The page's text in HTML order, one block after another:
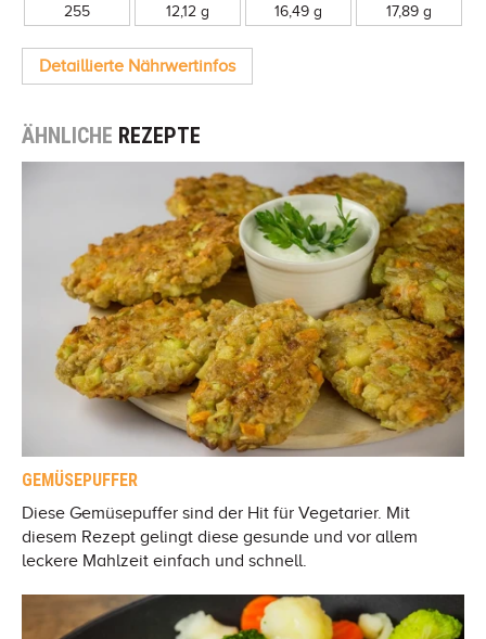
255
12,12 g
16,49 g
17,89 g
Detaillierte Nährwertinfos
ÄHNLICHE REZEPTE
GEMÜSEPUFFER
Diese Gemüsepuffer sind der Hit für Vegetarier. Mit
diesem Rezept gelingt diese gesunde und vor allem
leckere Mahlzeit einfach und schnell.